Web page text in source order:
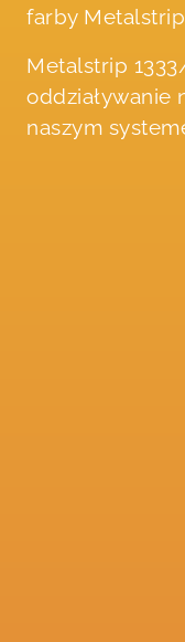
farby
Metalstrip
oddziaływanie
naszym